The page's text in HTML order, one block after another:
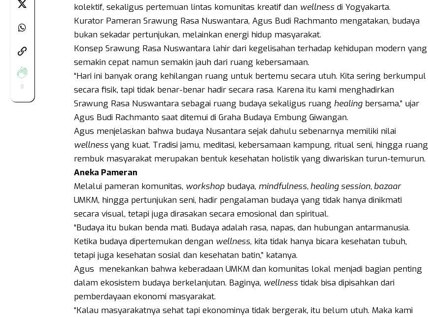
0
kolektif, sekaligus pertemuan lintas komunitas kreatif dan wellnessdi Yogyakarta.
Kurator Pameran Srawung Rasa Nuswantara, Agus Budi Rachmanto mengatakan, budaya
bukan sekadar pertunjukan, melainkan energi hidup masyarakat.
Konsep Srawung Rasa Nuswantara lahir dari kegelisahan terhadap kehidupan modern yang
semakin cepat namun semakin jauh dari ruang kebersamaan.
“Hari ini banyak orang kehilangan ruang untuk bertemu secara utuh. Kita sering berkumpul
secara fisik, tapi tidak benar-benar hadir secara rasa. Karena itu kami menghadirkan
Srawung Rasa Nuswantara sebagai ruang budaya sekaligus ruang healingbersama,” ujar
Agus Budi Rachmanto saat ditemui di Graha Budaya Embung Giwangan.
Agus menjelaskan bahwa budaya Nusantara sejak dahulu sebenarnya memiliki nilai
wellnessyang kuat. Tradisi jamu, meditasi, kebersamaan kampung, ritual seni, hingga ruang
rembuk masyarakat merupakan bentuk kesehatan holistik yang diwariskan turun-temurun.
Aneka Pameran
Melalui pameran komunitas, workshopbudaya, mindfulness, healing session, bazaar
UMKM, hingga pertunjukan seni, hadir pengalaman budaya yang tidak hanya dinikmati
secara visual, tetapi juga dirasakan secara emosional dan spiritual.
“Budaya itu bukan benda mati. Budaya adalah rasa, napas, dan hubungan antarmanusia.
Ketika budaya dipertemukan dengan wellness, kita tidak hanya bicara kesehatan tubuh,
tetapi juga kesehatan sosial dan kesehatan batin,” katanya.
Agus menekankan bahwa keberadaan UMKM dan komunitas lokal menjadi bagian penting
dalam ekosistem budaya berkelanjutan. Baginya, wellnesstidak bisa dipisahkan dari
pemberdayaan ekonomi masyarakat.
“Kalau masyarakatnya sehat tapi ekonominya tidak bergerak, itu belum utuh. Maka kami